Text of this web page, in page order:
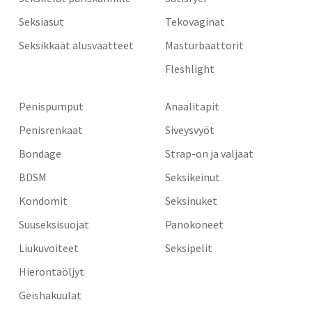
Seksiasut
Seksikkäät alusvaatteet
Tekovaginat
Masturbaattorit
Fleshlight
Penispumput
Penisrenkaat
Bondage
BDSM
Kondomit
Suuseksisuojat
Liukuvoiteet
Hierontaöljyt
Geishakuulat
Anaalitapit
Siveysvyöt
Strap-on ja valjaat
Seksikeinut
Seksinuket
Panokoneet
Seksipelit